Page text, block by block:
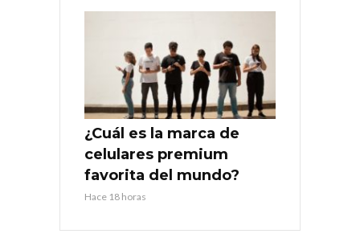
¿Cuál es la marca de
celulares premium
favorita del mundo?
Hace 18 horas